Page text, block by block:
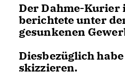
Der Dahme-Kurier
berichtete unter
gesunkenen
Diesbezüglich
skizzieren.